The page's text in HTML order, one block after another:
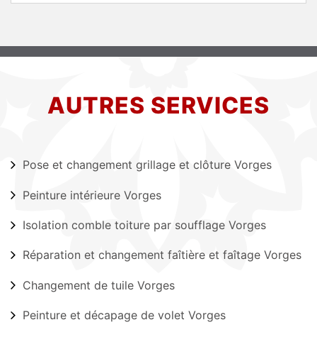
AUTRES SERVICES
Pose et changement grillage et clôture Vorges
Peinture intérieure Vorges
Isolation comble toiture par soufflage Vorges
Réparation et changement faîtière et faîtage Vorges
Changement de tuile Vorges
Peinture et décapage de volet Vorges